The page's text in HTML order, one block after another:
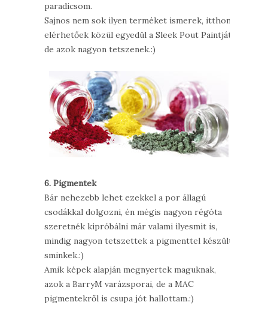
paradicsom.
Sajnos nem sok ilyen terméket ismerek, itthon
elérhetőek közül egyedül a Sleek Pout Paintját,
de azok nagyon tetszenek.:)
6. Pigmentek
Bár nehezebb lehet ezekkel a por állagú
csodákkal dolgozni, én mégis nagyon régóta
szeretnék kipróbálni már valami ilyesmit is,
mindig nagyon tetszettek a pigmenttel készült
sminkek.:)
Amik képek alapján megnyertek maguknak,
azok a BarryM varázsporai, de a MAC
pigmentekről is csupa jót hallottam.:)